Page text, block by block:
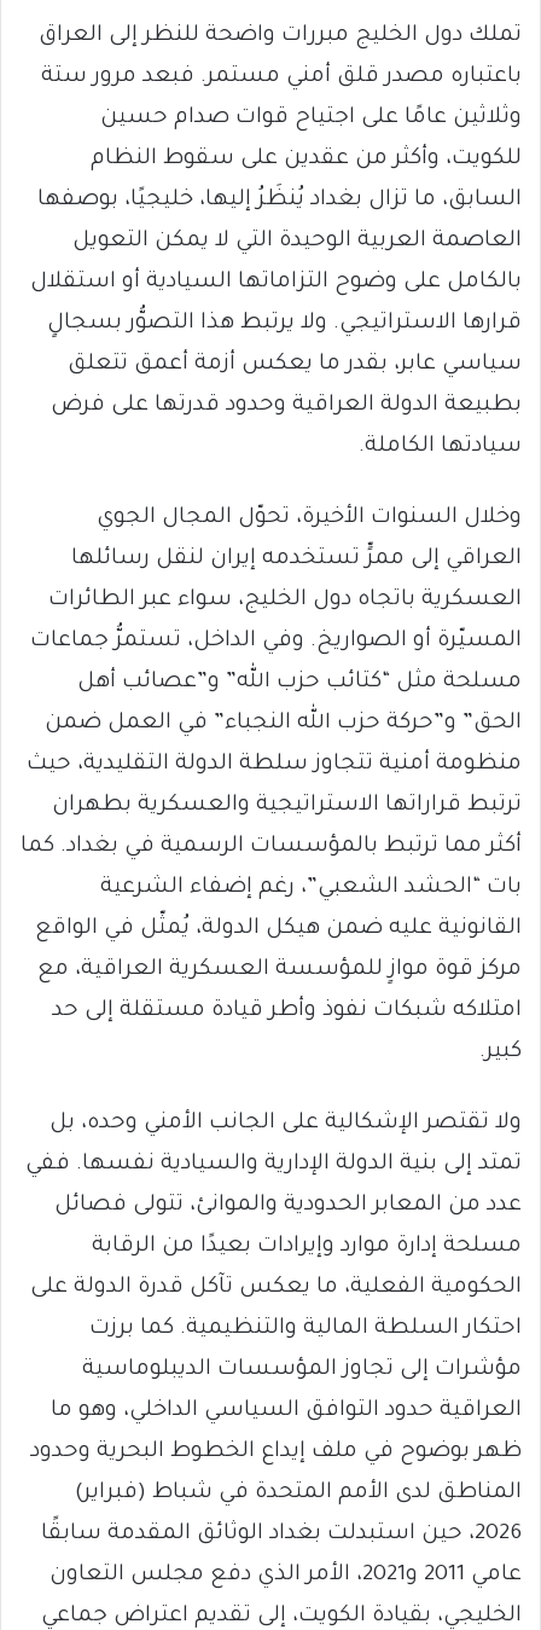
تملك دول الخليج مبررات واضحة للنظر إلى العراق
باعتباره مصدر قلق أمني مستمر. فبعد مرور ستة
وثلاثين عامًا على اجتياح قوات صدام حسين
للكويت، وأكثر من عقدين على سقوط النظام
السابق، ما تزال بغداد يُنظَرُ إليها، خليجيًا، بوصفها
العاصمة العربية الوحيدة التي لا يمكن التعويل
بالكامل على وضوح التزاماتها السيادية أو استقلال
قرارها الاستراتيجي. ولا يرتبط هذا التصوُّر بسجالٍ
سياسي عابر، بقدر ما يعكس أزمة أعمق تتعلق
بطبيعة الدولة العراقية وحدود قدرتها على فرض
سيادتها الكاملة.
وخلال السنوات الأخيرة، تحوّل المجال الجوي
العراقي إلى ممرٍّ تستخدمه إيران لنقل رسائلها
العسكرية باتجاه دول الخليج، سواء عبر الطائرات
المسيّرة أو الصواريخ. وفي الداخل، تستمرُّ جماعات
مسلحة مثل “كتائب حزب الله” و”عصائب أهل
الحق” و”حركة حزب الله النجباء” في العمل ضمن
منظومة أمنية تتجاوز سلطة الدولة التقليدية، حيث
ترتبط قراراتها الاستراتيجية والعسكرية بطهران
أكثر مما ترتبط بالمؤسسات الرسمية في بغداد. كما
بات “الحشد الشعبي”، رغم إضفاء الشرعية
القانونية عليه ضمن هيكل الدولة، يُمثّل في الواقع
مركز قوة موازٍ للمؤسسة العسكرية العراقية، مع
امتلاكه شبكات نفوذ وأطر قيادة مستقلة إلى حد
كبير.
ولا تقتصر الإشكالية على الجانب الأمني وحده، بل
تمتد إلى بنية الدولة الإدارية والسيادية نفسها. ففي
عدد من المعابر الحدودية والموانئ، تتولى فصائل
مسلحة إدارة موارد وإيرادات بعيدًا من الرقابة
الحكومية الفعلية، ما يعكس تآكل قدرة الدولة على
احتكار السلطة المالية والتنظيمية. كما برزت
مؤشرات إلى تجاوز المؤسسات الديبلوماسية
العراقية حدود التوافق السياسي الداخلي، وهو ما
ظهر بوضوح في ملف إيداع الخطوط البحرية وحدود
المناطق لدى الأمم المتحدة في شباط (فبراير)
2026، حين استبدلت بغداد الوثائق المقدمة سابقًا
عامي 2011 و2021، الأمر الذي دفع مجلس التعاون
الخليجي، بقيادة الكويت، إلى تقديم اعتراض جماعي